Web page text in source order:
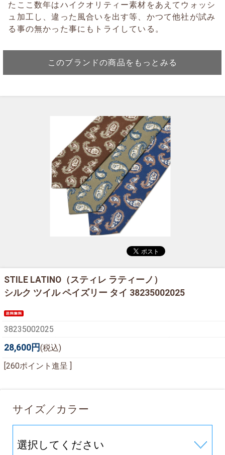
たここ数年はハイクオリティー素材をあえてウォッシ
ュ加工し、違った風合いを出す等、かつて他社が試み
る事の無かった事にもトライしている。
このブランドの商品をもっとみる
STILE LATINO（スティレ ラティーノ）
シルク ツイル ペイズリー タイ 38235002025
38235002025
28,600円(税込)
[260ポイント進呈 ]
サイズ／カラー